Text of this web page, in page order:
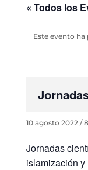
« Todos los
Este evento ha
10 agosto 2022 /
Jornadas
islamización y